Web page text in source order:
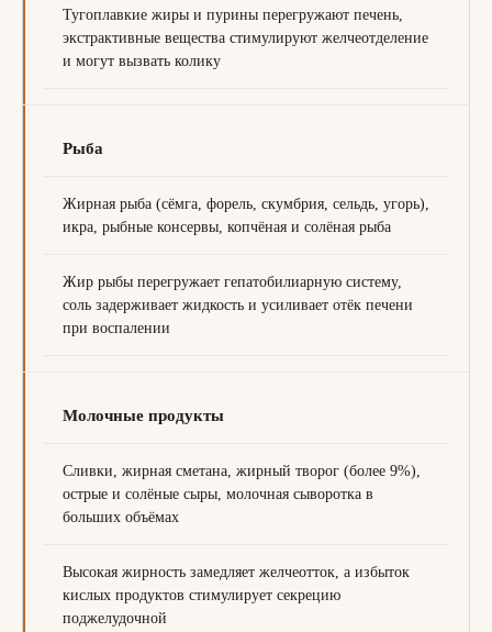
Тугоплавкие жиры и пурины перегружают печень,
экстрактивные вещества стимулируют желчеотделение
и могут вызвать колику
Рыба
Жирная рыба (сёмга, форель, скумбрия, сельдь, угорь),
икра, рыбные консервы, копчёная и солёная рыба
Жир рыбы перегружает гепатобилиарную систему,
соль задерживает жидкость и усиливает отёк печени
при воспалении
Молочные продукты
Сливки, жирная сметана, жирный творог (более 9%),
острые и солёные сыры, молочная сыворотка в
больших объёмах
Высокая жирность замедляет желчеотток, а избыток
кислых продуктов стимулирует секрецию
поджелудочной